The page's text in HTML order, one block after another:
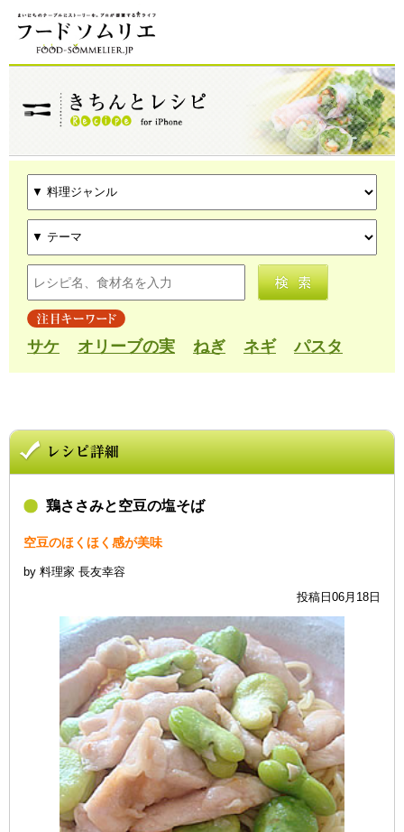
サケ オリーブの実 ねぎ ネギ パスタ
鶏ささみと空豆の塩そば
空豆のほくほく感が美味
by 料理家 長友幸容
投稿日06月18日